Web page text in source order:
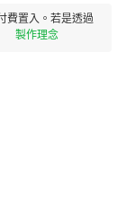
費置入。若是透過
製作理念